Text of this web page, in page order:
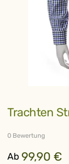
Zum
Anfang
springen
Trachten
0 Bewertung
Ab 99,90 €